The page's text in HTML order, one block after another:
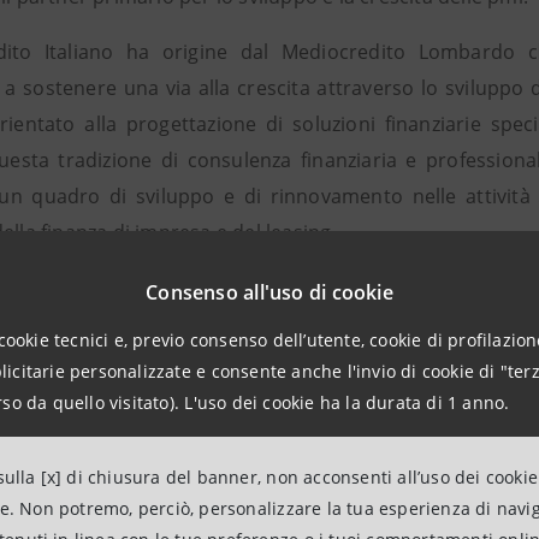
Consenso all'uso di cookie
tecnici e, previo consenso dell’utente, cookie di
personalizzate e consente anche l'invio di cookie di
da quello visitato). L'uso dei cookie ha la durata di 1 anno.
[x] di chiusura del banner, non acconsenti all’uso dei
Non potremo, perciò, personalizzare la tua esperienza di
Italiano ha origine dal Mediocredito Lombardo
a sostenere una via alla crescita attraverso lo
alla progettazione di soluzioni finanziarie
tradizione di consulenza finanziaria e
quadro di sviluppo e di rinnovamento nelle
finanza di impresa e del leasing.
attuale sul credito a medio lungo termine vede
Secondo i dati più recenti, nel 2007 i debiti finanziari
registrato alla fine del 2006 e circa 15 punti sopra il
la quota di prestiti bancari a medio e lungo
sostanzialmente stabile.
scorso anno, il credito con scadenza
totali concesse dalle banche alle imprese (era al 49%